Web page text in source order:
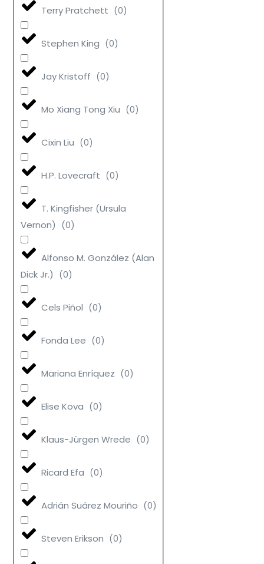
Terry Pratchett (0)
Stephen King (0)
Jay Kristoff (0)
Mo Xiang Tong Xiu (0)
Cixin Liu (0)
H.P. Lovecraft (0)
T. Kingfisher (Ursula
Vernon) (0)
Alfonso M. González (Alan
Dick Jr.) (0)
Cels Piñol (0)
Fonda Lee (0)
Mariana Enríquez (0)
Elise Kova (0)
Klaus-Jürgen Wrede (0)
Ricard Efa (0)
Adrián Suárez Mouriño (0)
Steven Erikson (0)